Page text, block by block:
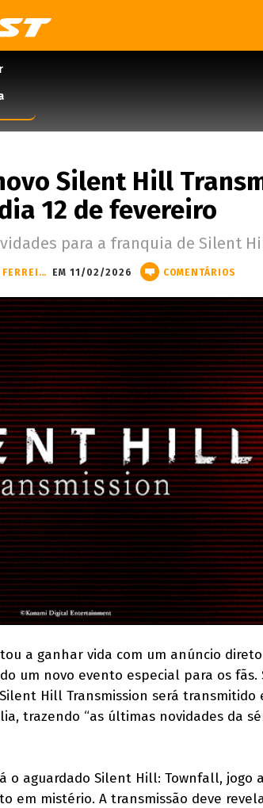
Silent Hill
12 de fevereiro
para a franquia de Silent
MATHEUS BIGAI FERREIRA EM 11/02/2026 COMENTÁRIOS
a ganhar vida com um anúncio
um novo evento especial para os fãs.
Hill Transmission será transmitido
trazendo “as últimas novidades da
o aguardado Silent Hill: Townfall, jogo
em mistério. A transmissão deve